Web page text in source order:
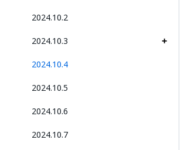
2024.10.2
2024.10.3
2024.10.4
2024.10.5
2024.10.6
2024.10.7